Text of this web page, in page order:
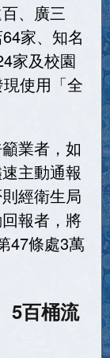
、廣三
家、知名
家及校園
使用「全
業者，如
主動通報
經衛生局
報者，將
47條處3萬
5百桶流